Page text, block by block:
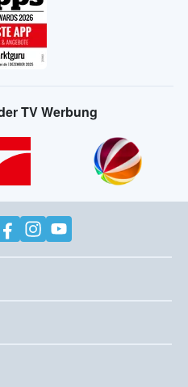
TV Werbung